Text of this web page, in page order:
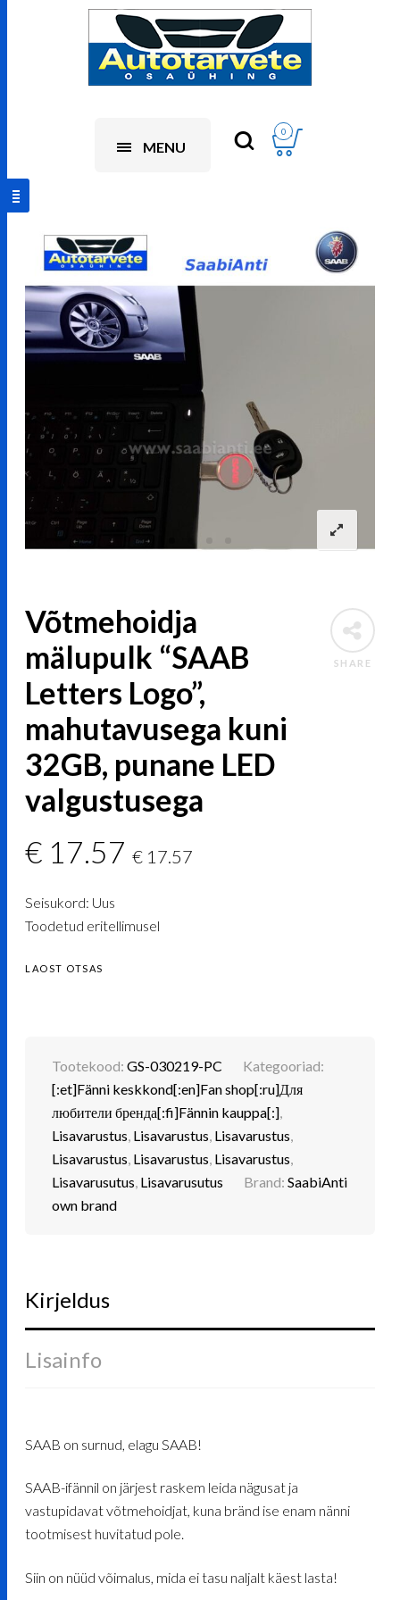
MENU
0
SHARE
Võtmehoidja
mälupulk “SAAB
Letters Logo”,
mahutavusega kuni
32GB, punane LED
valgustusega
€ 17.57 € 17.57
Seisukord: Uus
Toodetud eritellimusel
LAOST OTSAS
Tootekood:GS-030219-PC
Kategooriad:
[:et]Fänni keskkond[:en]Fan shop[:ru]Для
любители бренда[:fi]Fännin kauppa[:]
Lisavarustus Lisavarustus Lisavarustus
Lisavarustus Lisavarustus Lisavarustus
Lisavarusutus Lisavarusutus Brand:SaabiAnti
own brand
Kirjeldus
Lisainfo
SAAB on surnud, elagu SAAB!
SAAB-ifännil on järjest raskem leida nägusat ja
vastupidavat võtmehoidjat, kuna bränd ise enam nänni
tootmisest huvitatud pole.
Siin on nüüd võimalus, mida ei tasu naljalt käest lasta!